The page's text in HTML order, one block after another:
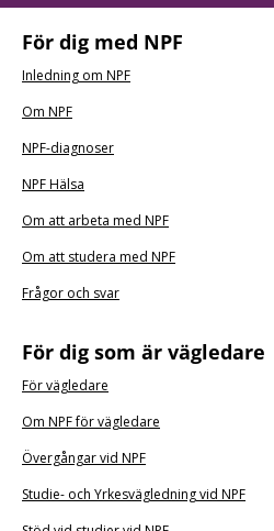
För dig med NPF
Inledning om NPF
Om NPF
NPF-diagnoser
NPF Hälsa
Om att arbeta med NPF
Om att studera med NPF
Frågor och svar
För dig som är vägledare
För vägledare
Om NPF för vägledare
Övergångar vid NPF
Studie- och Yrkesvägledning vid NPF